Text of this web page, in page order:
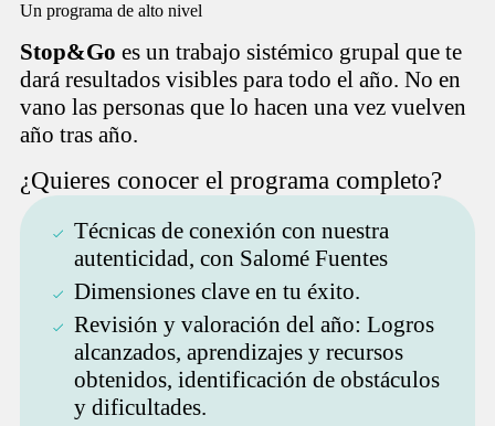
Un programa de alto nivel
Stop&Go es un trabajo sistémico grupal que te
dará resultados visibles para todo el año. No en
vano las personas que lo hacen una vez vuelven
año tras año.
¿Quieres conocer el programa completo?
Técnicas de conexión con nuestra
autenticidad, con Salomé Fuentes
Dimensiones clave en tu éxito.
Revisión y valoración del año: Logros
alcanzados, aprendizajes y recursos
obtenidos, identificación de obstáculos
y dificultades.